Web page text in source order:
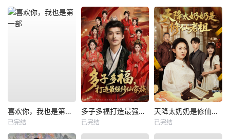
喜欢你，我也是第一部
已完结
多子多福打造最强修仙家族
已完结
天降太奶奶是修仙老祖
已完结